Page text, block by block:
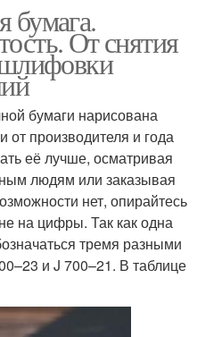
бумага.
От снятия
бумаги нарисована
от производителя и года
её лучше, осматривая
людям или заказывая
нет, опирайтесь
на цифры. Так как одна
тремя разными
и J 700–21. В таблице